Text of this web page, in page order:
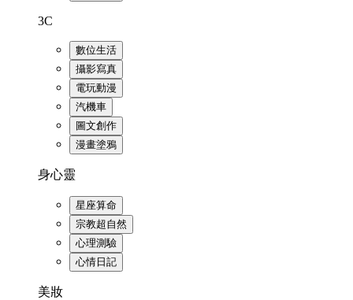
3C
數位生活
攝影寫真
電玩動漫
汽機車
圖文創作
漫畫塗鴉
身心靈
星座算命
宗教超自然
心理測驗
心情日記
美妝